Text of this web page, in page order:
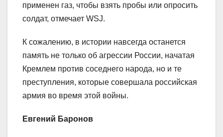
применен газ, чтобы взять пробы или опросить
солдат, отмечает WSJ.
К сожалению, в истории навсегда останется
память не только об агрессии России, начатая
Кремлем против соседнего народа, но и те
преступления, которые совершала российская
армия во время этой войны.
Евгений Баронов